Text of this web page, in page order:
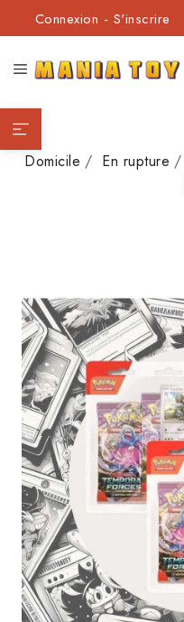
Connexion - S'inscrire
Domicile En rupture